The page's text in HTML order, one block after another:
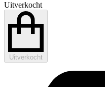
Uitverkocht
Uitverkocht